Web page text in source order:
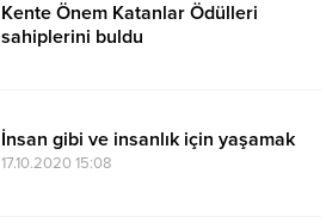
Kente Önem Katanlar Ödülleri
sahiplerini buldu
İnsan gibi ve insanlık için yaşamak
17.10.2020 15:08